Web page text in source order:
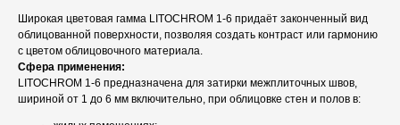
Широкая цветовая гамма LITOCHROM 1-6 придаёт законченный вид
облицованной поверхности, позволяя создать контраст или гармонию
с цветом облицовочного материала.
Сфера применения:
LITOCHROM 1-6 предназначена для затирки межплиточных швов,
шириной от 1 до 6 мм включительно, при облицовке стен и полов в: